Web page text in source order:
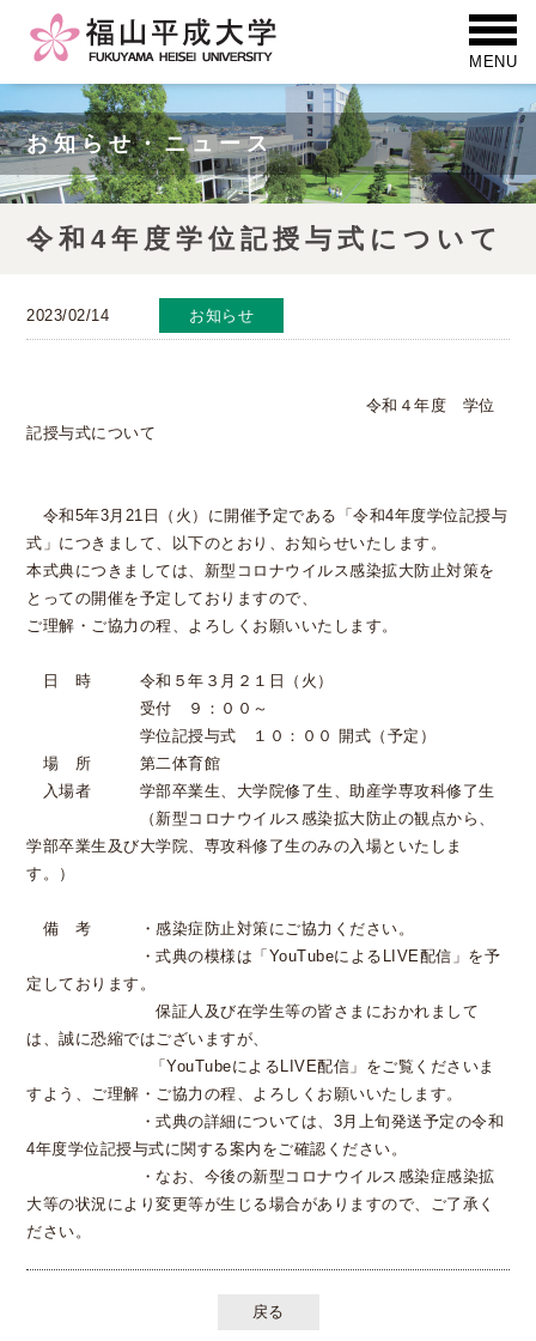
お知らせ・ニュース
令和4年度学位記授与式について
2023/02/14 お知らせ
令和４年度 学位
記授与式について
令和5年3月21日（火）に開催予定である「令和4年度学位記授与
式」につきまして、以下のとおり、お知らせいたします。
本式典につきましては、新型コロナウイルス感染拡大防止対策を
とっての開催を予定しておりますので、
ご理解・ご協力の程、よろしくお願いいたします。
日 時 令和５年３月２１日（火）
受付 ９：００～
学位記授与式 １０：００ 開式（予定）
場 所 第二体育館
入場者 学部卒業生、大学院修了生、助産学専攻科修了生
（新型コロナウイルス感染拡大防止の観点から、
学部卒業生及び大学院、専攻科修了生のみの入場といたしま
す。）
備 考 ・感染症防止対策にご協力ください。
・式典の模様は「YouTubeによるLIVE配信」を予
定しております。
保証人及び在学生等の皆さまにおかれまして
は、誠に恐縮ではございますが、
「YouTubeによるLIVE配信」をご覧くださいま
すよう、ご理解・ご協力の程、よろしくお願いいたします。
・式典の詳細については、3月上旬発送予定の令和
4年度学位記授与式に関する案内をご確認ください。
・なお、今後の新型コロナウイルス感染症感染拡
大等の状況により変更等が生じる場合がありますので、ご了承く
ださい。
戻る